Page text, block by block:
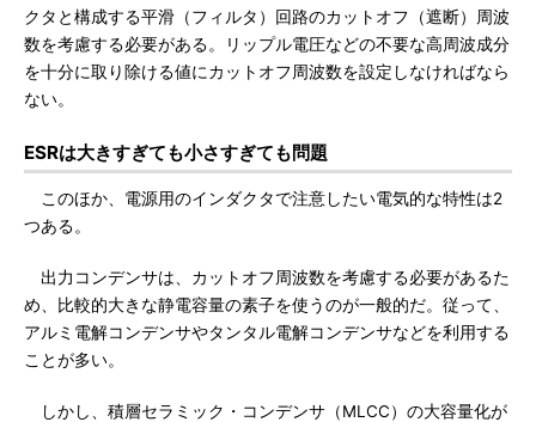
クタと構成する平滑（フィルタ）回路のカットオフ（遮断）周波
数を考慮する必要がある。リップル電圧などの不要な高周波成分
を十分に取り除ける値にカットオフ周波数を設定しなければなら
ない。
ESRは大きすぎても小さすぎても問題
このほか、電源用のインダクタで注意したい電気的な特性は2
つある。
出力コンデンサは、カットオフ周波数を考慮する必要があるた
め、比較的大きな静電容量の素子を使うのが一般的だ。従って、
アルミ電解コンデンサやタンタル電解コンデンサなどを利用する
ことが多い。
しかし、積層セラミック・コンデンサ（MLCC）の大容量化が